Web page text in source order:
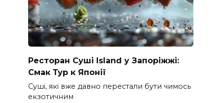
Ресторан Суші Island у Запоріжжі:
Смак Тур к Японії
Суші, які вже давно перестали бути чимось
екзотичним